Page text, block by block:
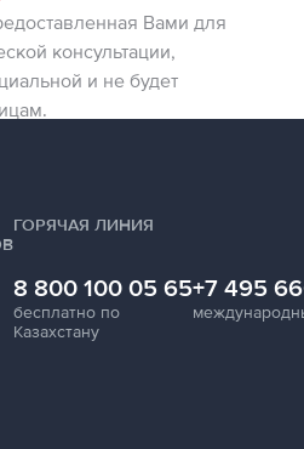
Вами для
консультации,
и не будет
ГОРЯЧАЯ ЛИНИЯ
8 800 100 05 65
бесплатно по
Казахстану
+7 495